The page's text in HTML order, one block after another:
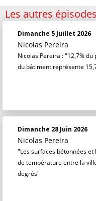
Les autres épisodes
Dimanche 5 Juillet 2026
Nicolas Pereira
Nicolas Pereira : "12,7%
du bâtiment représente
Dimanche 28 Juin 2026
Nicolas Pereira
"Les surfaces bétonnées
de température entre la
degrés"